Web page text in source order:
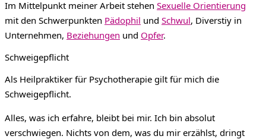
Im Mittelpunkt meiner Arbeit stehen Sexuelle Orientierung
mit den Schwerpunkten Pädophil und Schwul, Diverstiy in
Unternehmen, Beziehungen und Opfer.
Schweigepflicht
Als Heilpraktiker für Psychotherapie gilt für mich die
Schweigepflicht.
Alles, was ich erfahre, bleibt bei mir. Ich bin absolut
verschwiegen. Nichts von dem, was du mir erzählst, dringt